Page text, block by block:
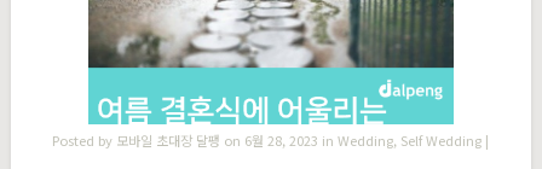
Posted by 모바일 초대장 달팽 on 6월 28, 2023 inWedding, Self Wedding |